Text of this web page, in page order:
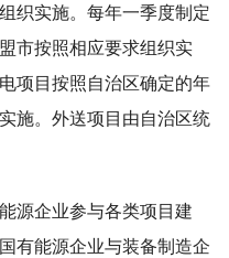
织实施。每年一季度制定
市按照相应要求组织实
项目按照自治区确定的年
施。外送项目由自治区统
源企业参与各类项目建
有能源企业与装备制造企